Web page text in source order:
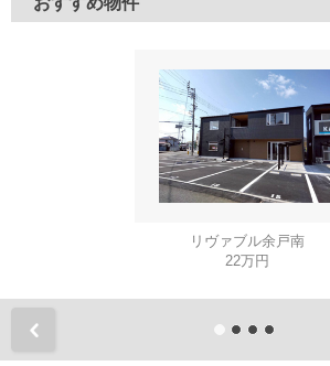
リヴァブル余戸南
22万円